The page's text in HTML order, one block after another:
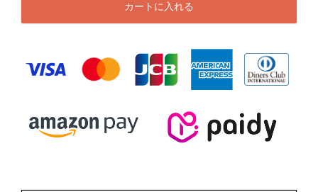
カートに入れる